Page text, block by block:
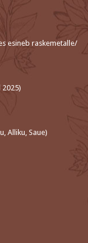
esineb raskemetalle/
Alliku, Saue)